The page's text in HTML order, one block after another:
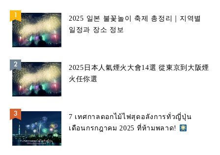
2025 일본 불꽃놀이 축제 총정리｜지역별
일정과 장소 정보
2025日本人氣煙火大會14選 從東京到大阪煙
火任你選
7 เทศกาลดอกไม้ไฟสุดอลังการทั่วญี่ปุ่น
เดือนกรกฎาคม 2025 ที่ห้ามพลาด!